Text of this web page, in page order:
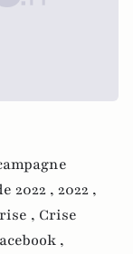
2022 , 2022 ,
, Crise
,